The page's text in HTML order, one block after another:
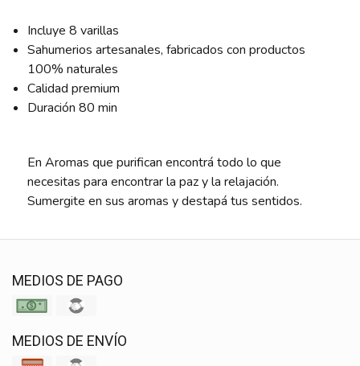
Incluye 8 varillas
Sahumerios artesanales, fabricados con productos
100% naturales
Calidad premium
Duración 80 min
En Aromas que purifican encontrá todo lo que
necesitas para encontrar la paz y la relajación.
Sumergite en sus aromas y destapá tus sentidos.
MEDIOS DE PAGO
MEDIOS DE ENVÍO